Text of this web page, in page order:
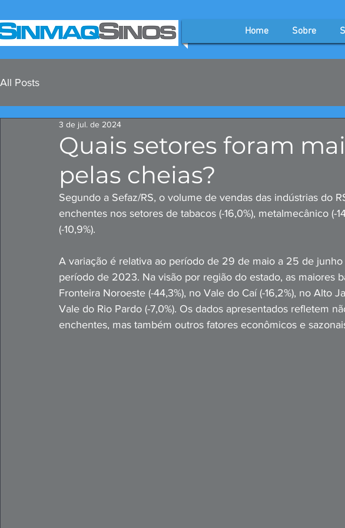
Home Sobre
All Posts
Quais setores foram
pelas cheias?
3 de jul. de 2024
Segundo a Sefaz/RS, o volume de vendas das indústrias do
enchentes nos setores de tabacos (-16,0%), metalmecânico (-
(-10,9%).
A variação é relativa ao período de 29 de maio a 25 de
período de 2023. Na visão por região do estado, as maiores
Fronteira Noroeste (-44,3%), no Vale do Caí (-16,2%), no Alto
Vale do Rio Pardo (-7,0%). Os dados apresentados refletem
enchentes, mas também outros fatores econômicos e